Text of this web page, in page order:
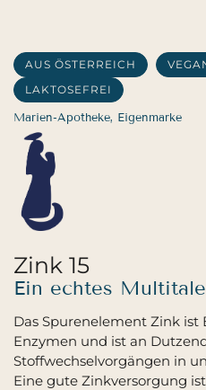
AUS ÖSTERREICH
LAKTOSEFREI
Marien-Apotheke, Eigenmarke
Zink 15
Ein echtes
Das Spurenelement Zink
Enzymen und ist an
Stoffwechselvorgängen in
Eine gute Zinkversorgung